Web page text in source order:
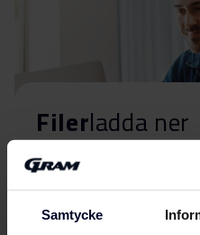
Samtycke
Filerladda ner
Energimärkning